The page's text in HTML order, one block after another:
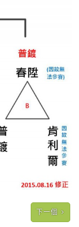
下一個